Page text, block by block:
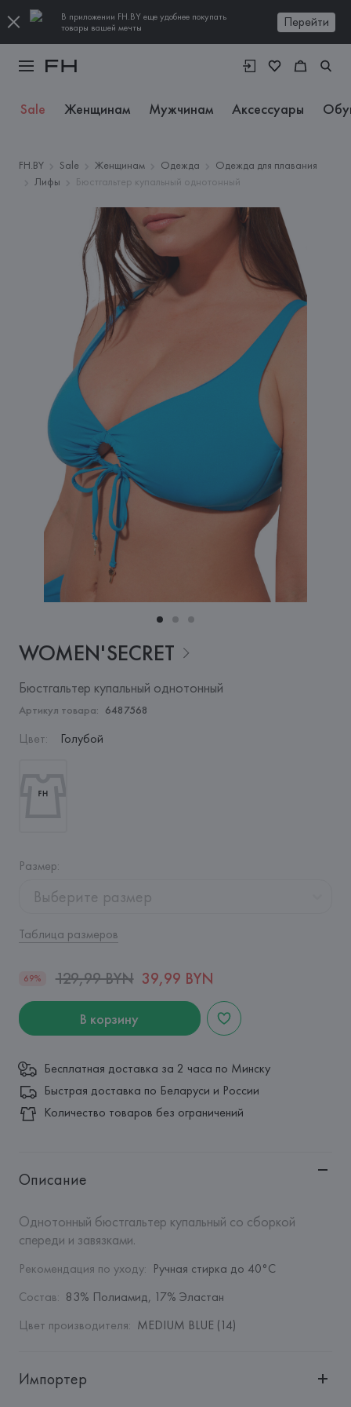
В приложении FH.BY еще удобнее покупать
товары вашей мечты
Перейти
Sale Женщинам Мужчинам Аксессуары
FH.BY Sale Женщинам Одежда
Одежда для плавания
Лифы
Бюстгальтер купальный однотонный
WOMEN'SECRET
Бюстгальтер купальный однотонный
Артикул товара: 6487568
Цвет: Голубой
Размер:
Выберите размер
Таблица размеров
69% 129,99 BYN 39,99 BYN
В корзину
Бесплатная доставка за 2 часа по Минску
Быстрая доставка по Беларуси и России
Количество товаров без ограничений
Описание
Однотонный бюстгальтер купальный со сборкой
спереди и завязками.
Рекомендация по уходу: Ручная стирка до 40°C
Состав: 83% Полиамид, 17% Эластан
Цвет производителя: MEDIUM BLUE (14)
Импортер